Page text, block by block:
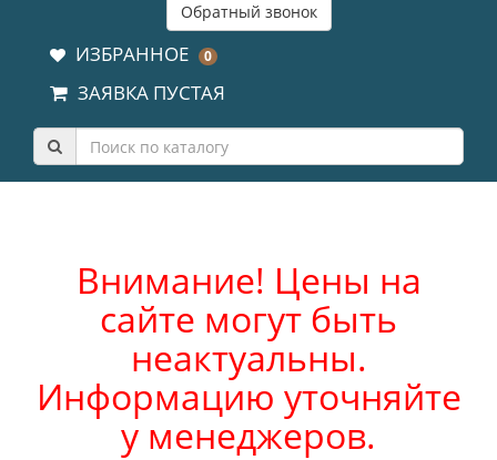
Обратный звонок
ИЗБРАННОЕ 0
ЗАЯВКА ПУСТАЯ
Внимание! Цены на
сайте могут быть
неактуальны.
Информацию уточняйте
у менеджеров.